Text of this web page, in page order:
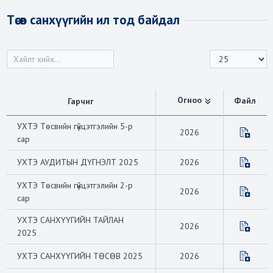
Төсөв санхүүгийн ил тод байдал
Гарчиг Огноо Файл
УХТЭ Төсвийн гүйцэтгэлийн 5-р
сар
2026
УХТЭ АУДИТЫН ДҮГНЭЛТ 2025 2026
УХТЭ Төсвийн гүйцэтгэлийн 2-р
сар
2026
УХТЭ САНХҮҮГИЙН ТАЙЛАН
2025
2026
УХТЭ САНХҮҮГИЙН ТӨСӨВ 2025 2026